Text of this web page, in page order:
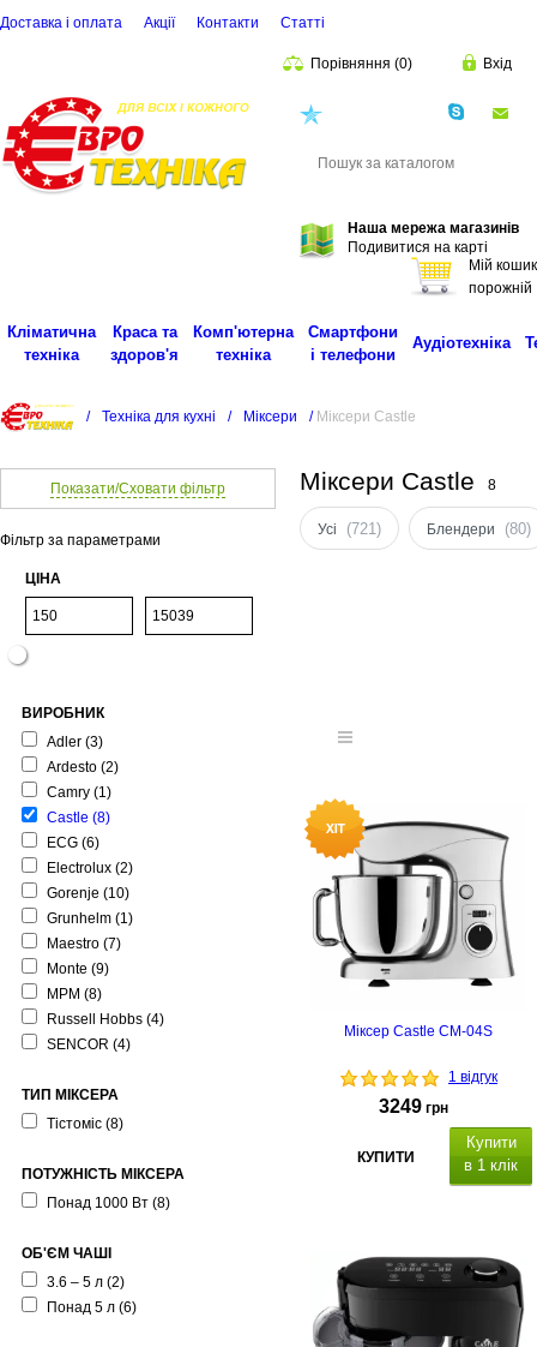
Доставка і оплата Акції Контакти Статті
Порівняння (0) Вхід
Наша мережа магазинів
Подивитися на карті
Мій кошик
порожній
Кліматична
техніка
Краса та
здоров'я
Комп'ютерна
техніка
Смартфони
і телефони
Аудіотехніка
/ Техніка для кухні / Міксери / Міксери Castle
Показати/Сховати фільтр
Фільтр за параметрами
ЦІНА
ВИРОБНИК
Adler (3)
Ardesto (2)
Camry (1)
Castle (8)
ECG (6)
Electrolux (2)
Gorenje (10)
Grunhelm (1)
Maestro (7)
Monte (9)
MPM (8)
Russell Hobbs (4)
SENCOR (4)
ТИП МІКСЕРА
Тістоміс (8)
ПОТУЖНІСТЬ МІКСЕРА
Понад 1000 Вт (8)
ОБ'ЄМ ЧАШІ
3.6 – 5 л (2)
Понад 5 л (6)
Міксери Castle 8
Усі (721) Блендери (80)
Міксер Castle CM-04S
1 відгук
3249 грн
КУПИТИ
Купити
в 1 клік